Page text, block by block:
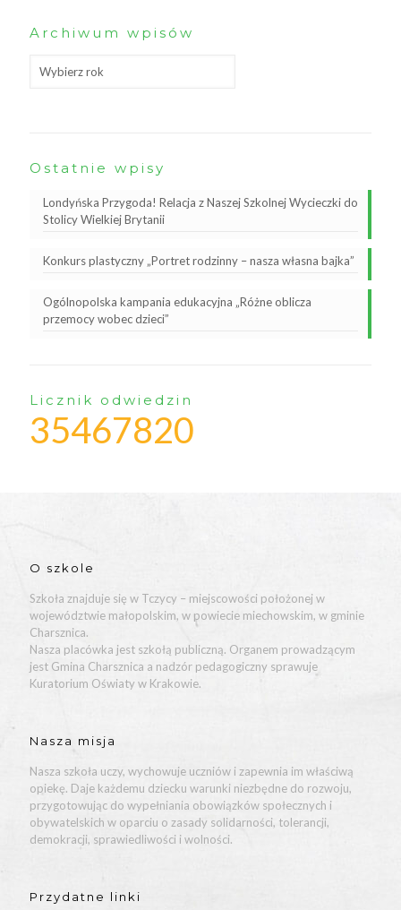
Archiwum wpisów
Ostatnie wpisy
Londyńska Przygoda! Relacja z Naszej Szkolnej Wycieczki do
Stolicy Wielkiej Brytanii
Konkurs plastyczny „Portret rodzinny – nasza własna bajka”
Ogólnopolska kampania edukacyjna „Różne oblicza
przemocy wobec dzieci”
Licznik odwiedzin
35467820
O szkole
Szkoła znajduje się w Tczycy – miejscowości położonej w
województwie małopolskim, w powiecie miechowskim, w gminie
Charsznica.
Nasza placówka jest szkołą publiczną. Organem prowadzącym
jest Gmina Charsznica a nadzór pedagogiczny sprawuje
Kuratorium Oświaty w Krakowie.
Nasza misja
Nasza szkoła uczy, wychowuje uczniów i zapewnia im właściwą
opiekę. Daje każdemu dziecku warunki niezbędne do rozwoju,
przygotowując do wypełniania obowiązków społecznych i
obywatelskich w oparciu o zasady solidarności, tolerancji,
demokracji, sprawiedliwości i wolności.
Przydatne linki